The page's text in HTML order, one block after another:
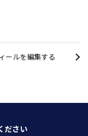
ールを編集する
ださい